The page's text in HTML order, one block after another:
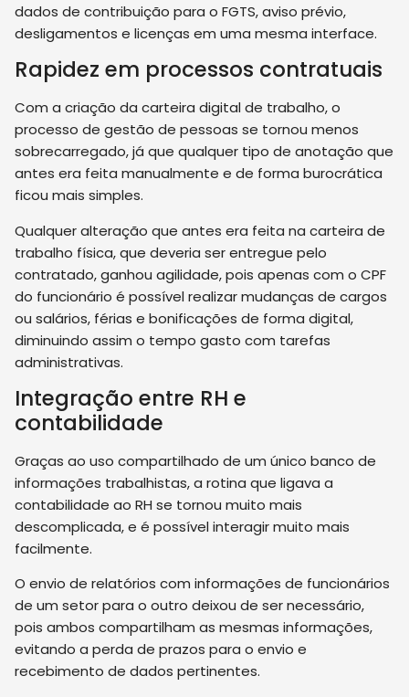
dados de contribuição para o FGTS, aviso prévio,
desligamentos e licenças em uma mesma interface.
Rapidez em processos contratuais
Com a criação da carteira digital de trabalho, o
processo de gestão de pessoas se tornou menos
sobrecarregado, já que qualquer tipo de anotação que
antes era feita manualmente e de forma burocrática
ficou mais simples.
Qualquer alteração que antes era feita na carteira de
trabalho física, que deveria ser entregue pelo
contratado, ganhou agilidade, pois apenas com o CPF
do funcionário é possível realizar mudanças de cargos
ou salários, férias e bonificações de forma digital,
diminuindo assim o tempo gasto com tarefas
administrativas.
Integração entre RH e
contabilidade
Graças ao uso compartilhado de um único banco de
informações trabalhistas, a rotina que ligava a
contabilidade ao RH se tornou muito mais
descomplicada, e é possível interagir muito mais
facilmente.
O envio de relatórios com informações de funcionários
de um setor para o outro deixou de ser necessário,
pois ambos compartilham as mesmas informações,
evitando a perda de prazos para o envio e
recebimento de dados pertinentes.